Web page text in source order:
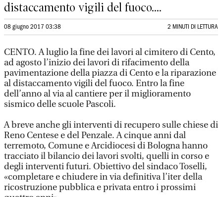
distaccamento vigili del fuoco....
08 giugno 2017 03:38 2 MINUTI DI LETTURA
CENTO. A luglio la fine dei lavori al cimitero di Cento,
ad agosto l’inizio dei lavori di rifacimento della
pavimentazione della piazza di Cento e la riparazione
al distaccamento vigili del fuoco. Entro la fine
dell’anno al via al cantiere per il miglioramento
sismico delle scuole Pascoli.
A breve anche gli interventi di recupero sulle chiese di
Reno Centese e del Penzale. A cinque anni dal
terremoto, Comune e Arcidiocesi di Bologna hanno
tracciato il bilancio dei lavori svolti, quelli in corso e
degli interventi futuri. Obiettivo del sindaco Toselli,
«completare e chiudere in via definitiva l’iter della
ricostruzione pubblica e privata entro i prossimi